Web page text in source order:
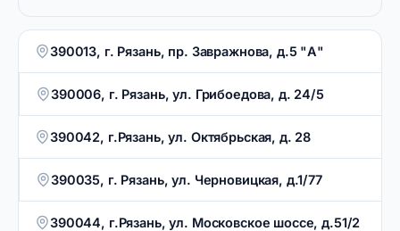
390013, г. Рязань, пр. Завражнова, д.5 "А"
390006, г. Рязань, ул. Грибоедова, д. 24/5
390042, г.Рязань, ул. Октябрьская, д. 28
390035, г. Рязань, ул. Черновицкая, д.1/77
390044, г.Рязань, ул. Московское шоссе, д.51/2